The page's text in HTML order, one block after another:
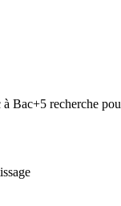
Bac+5 recherche